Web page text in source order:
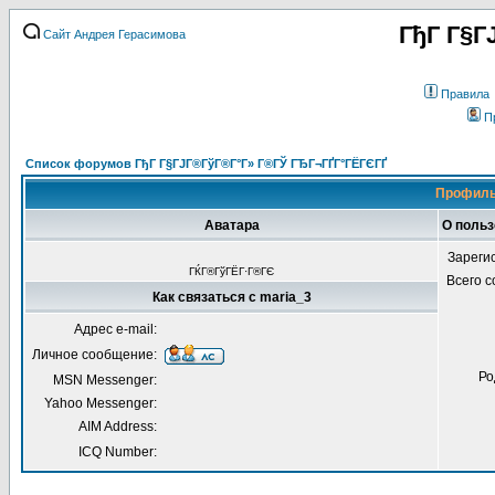
Сайт Андрея Герасимова ГђГ
Правила
Список форумов ГђГ Г§ГЈГ®ГўГ®Г°Г» Г®ГЎ ГЂГ¬ГҐГ°ГЁГЄГҐ
Аватара О
ГЌГ®ГўГЁГ·Г®ГЄ
Всего
Как связаться с maria_3
Адрес e-mail:
Личное сообщение:
MSN Messenger:
Yahoo Messenger:
AIM Address:
ICQ Number: